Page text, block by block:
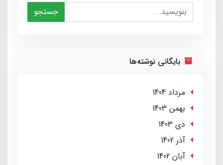
جستجو
بایگانی نوشته‌ها
مرداد 1404
بهمن 1403
دی 1403
آذر 1402
آبان 1402